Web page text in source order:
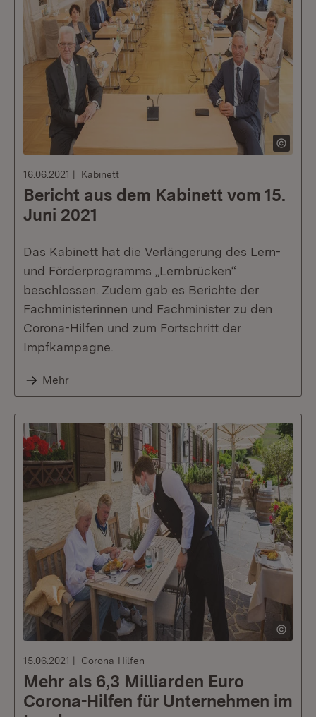
16.06.2021 Kabinett
Bericht aus dem Kabinett vom 15.
Juni 2021
Das Kabinett hat die Verlängerung des Lern-
und Förderprogramms „Lernbrücken“
beschlossen. Zudem gab es Berichte der
Fachministerinnen und Fachminister zu den
Corona-Hilfen und zum Fortschritt der
Impfkampagne.
Mehr
15.06.2021 Corona-Hilfen
Mehr als 6,3 Milliarden Euro
Corona-Hilfen für Unternehmen im